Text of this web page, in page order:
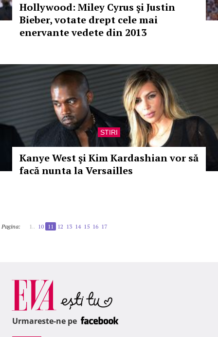
Hollywood: Miley Cyrus şi Justin
Bieber, votate drept cele mai
enervante vedete din 2013
STIRI
Kanye West şi Kim Kardashian vor să
facă nunta la Versailles
Pagina: 1.. 10 11 12 13 14 15 16 17
Urmareste-ne pe